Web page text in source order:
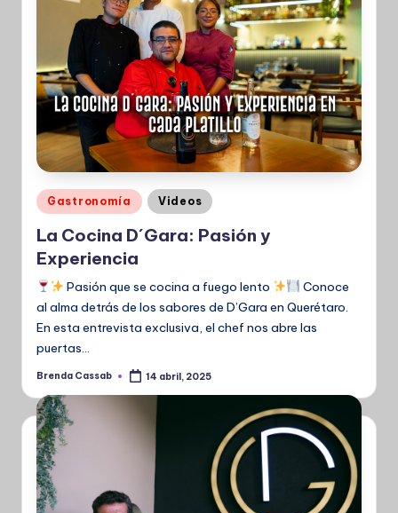
Publicado
en
Gastronomía Videos
La Cocina D´Gara: Pasión y
Experiencia
Pasión que se cocina a fuego lento
Conoce
al alma detrás de los sabores de D’Gara en Querétaro.
En esta entrevista exclusiva, el chef nos abre las
puertas…
Publicado
Brenda Cassab 14 abril, 2025